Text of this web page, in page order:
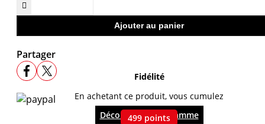

Ajouter au panier
Partager
Fidélité
En achetant ce produit, vous cumulez
499 points
Découvrir le programme